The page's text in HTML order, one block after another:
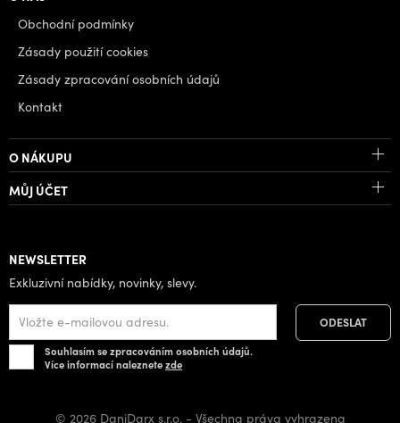
Obchodní podmínky
Zásady použití cookies
Zásady zpracování osobních údajů
Kontakt
O NÁKUPU
MŮJ ÚČET
NEWSLETTER
Exkluzivní nabídky, novinky, slevy.
Souhlasím se zpracováním osobních údajů.
Více informací naleznetezde
© 2026 DaniDarx s.r.o. - Všechna práva vyhrazena